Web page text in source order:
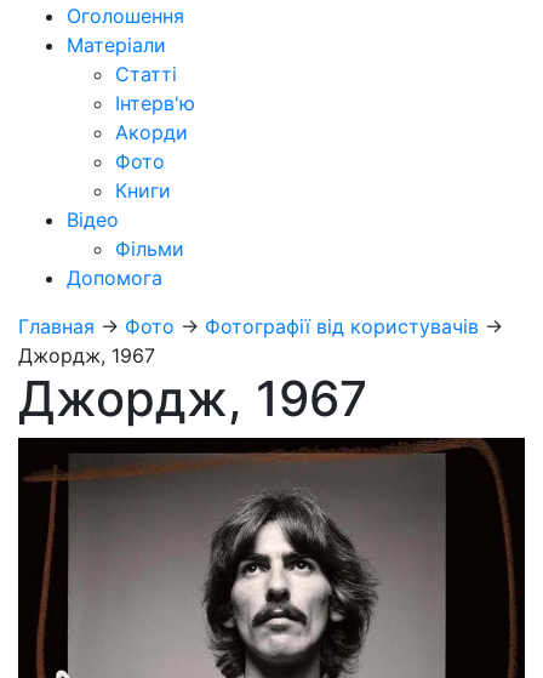
Оголошення
Матеріали
Статті
Інтерв'ю
Акорди
Фото
Книги
Відео
Фільми
Допомога
Главная → Фото → Фотографії від користувачів →
Джордж, 1967
Джордж, 1967